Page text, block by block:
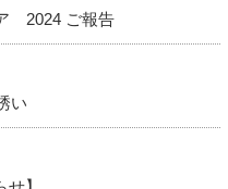
2024 ご報告
い